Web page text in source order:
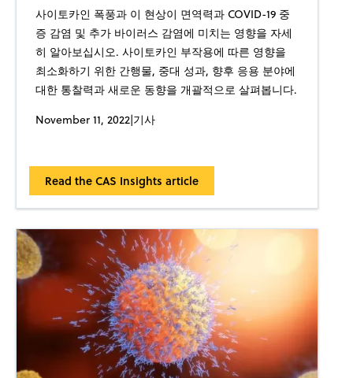
사이토카인 폭풍과 이 현상이 면역력과 COVID-19 중
증 감염 및 추가 바이러스 감염에 미치는 영향을 자세
히 알아보십시오. 사이토카인 부작용에 따른 영향을
최소화하기 위한 간행물, 중대 성과, 향후 응용 분야에
대한 통찰력과 새로운 동향을 개괄적으로 살펴봅니다.
November 11, 2022|기사
Read the CAS Insights article